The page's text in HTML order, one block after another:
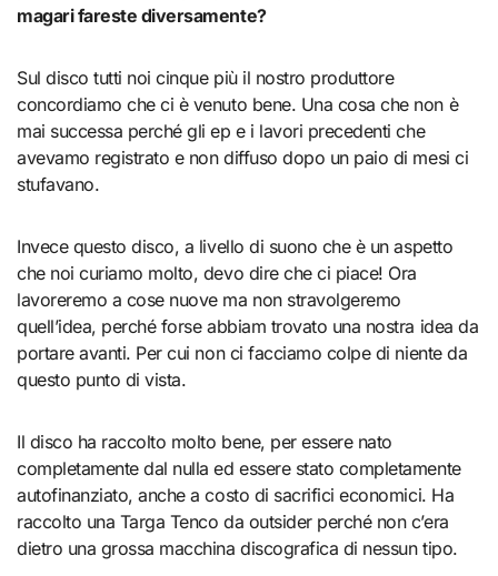
magari fareste diversamente?
Sul disco tutti noi cinque più il nostro produttore
concordiamo che ci è venuto bene. Una cosa che non è
mai successa perché gli ep e i lavori precedenti che
avevamo registrato e non diffuso dopo un paio di mesi ci
stufavano.
Invece questo disco, a livello di suono che è un aspetto
che noi curiamo molto, devo dire che ci piace! Ora
lavoreremo a cose nuove ma non stravolgeremo
quell’idea, perché forse abbiam trovato una nostra idea da
portare avanti. Per cui non ci facciamo colpe di niente da
questo punto di vista.
Il disco ha raccolto molto bene, per essere nato
completamente dal nulla ed essere stato completamente
autofinanziato, anche a costo di sacrifici economici. Ha
raccolto una Targa Tenco da outsider perché non c’era
dietro una grossa macchina discografica di nessun tipo.